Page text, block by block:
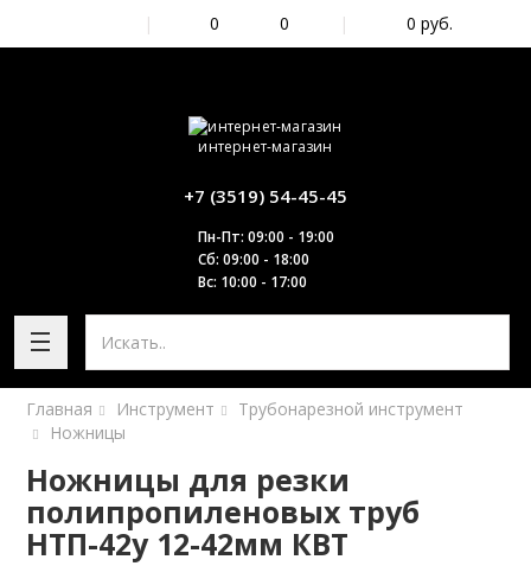
| 0 0 | 0 руб.
интернет-магазин
+7 (3519) 54-45-45
Пн-Пт: 09:00 - 19:00
Сб: 09:00 - 18:00
Вс: 10:00 - 17:00
Главная Инструмент
Трубонарезной инструмент
Ножницы
Ножницы для резки
полипропиленовых труб
НТП-42у 12-42мм КВТ